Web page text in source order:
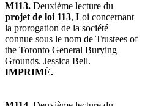
M113. Deuxième lecture du
projet de loi 113, Loi concernant
la prorogation de la société
connue sous le nom de Trustees of
the Toronto General Burying
Grounds. Jessica Bell.
IMPRIMÉ.